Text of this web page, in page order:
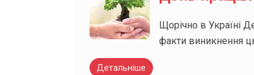
Щорічно в Україні
факти виникнення
Детальніше